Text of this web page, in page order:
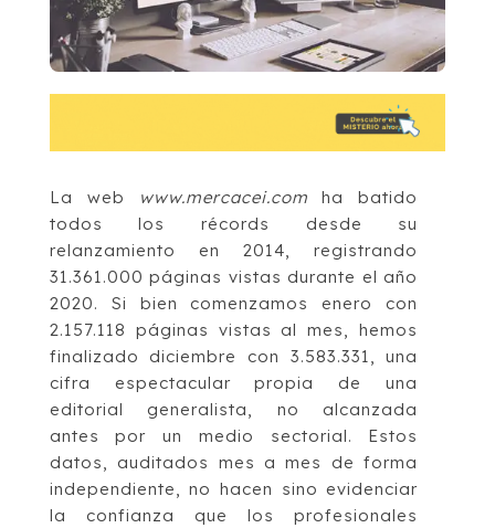
La web www.mercacei.com ha batido
todos los récords desde su
relanzamiento en 2014, registrando
31.361.000 páginas vistas durante el año
2020. Si bien comenzamos enero con
2.157.118 páginas vistas al mes, hemos
finalizado diciembre con 3.583.331, una
cifra espectacular propia de una
editorial generalista, no alcanzada
antes por un medio sectorial. Estos
datos, auditados mes a mes de forma
independiente, no hacen sino evidenciar
la confianza que los profesionales